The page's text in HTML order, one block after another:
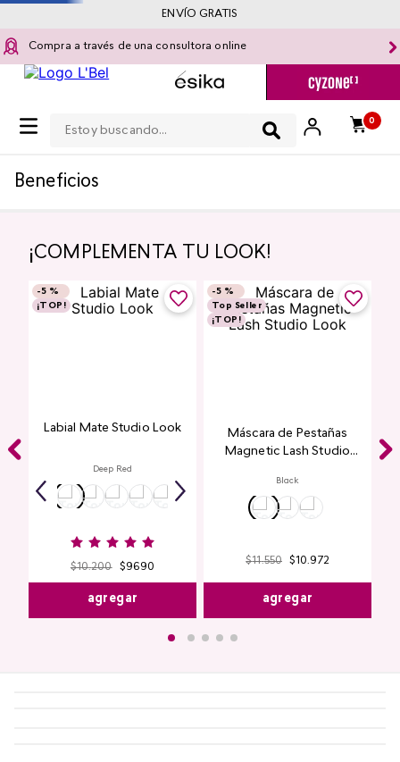
Compra a través de una consultora online
0
ENVÍO GRATIS
Beneficios
¡COMPLEMENTA TU LOOK!
-5 %
¡TOP!
Labial Mate Studio Look
Deep Red
$10.200 $9690
agregar
-5 %
Top Seller
¡TOP!
Máscara de Pestañas
Magnetic Lash Studio
Black
$11.550 $ 10.972
agregar